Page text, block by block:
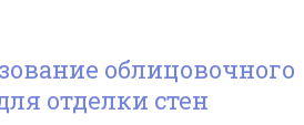
облицовочного
отделки стен